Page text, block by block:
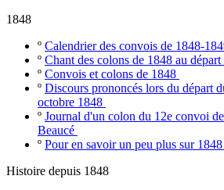
1848
º Calendrier des convois de 1848-
º Chant des colons de 1848 au départ
º Convois et colons de 1848
º Discours prononcés lors du départ
octobre 1848
º Journal d'un colon du 12e convoi
Beaucé
º Pour en savoir un peu plus sur 1848
Histoire depuis 1848